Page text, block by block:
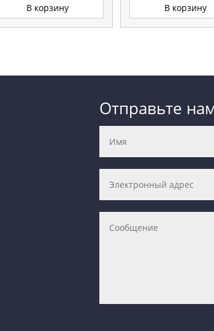
В корзину В корзину
Отправьте